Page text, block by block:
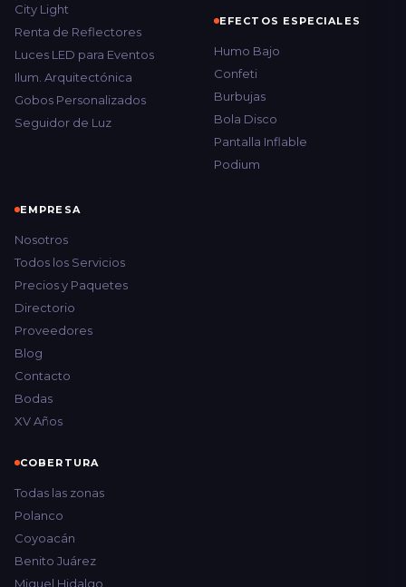
City Light
Renta de Reflectores
Luces LED para Eventos
Ilum. Arquitectónica
Gobos Personalizados
Seguidor de Luz
EFECTOS ESPECIALES
Humo Bajo
Confeti
Burbujas
Bola Disco
Pantalla Inflable
Podium
EMPRESA
Nosotros
Todos los Servicios
Precios y Paquetes
Directorio
Proveedores
Blog
Contacto
Bodas
XV Años
COBERTURA
Todas las zonas
Polanco
Coyoacán
Benito Juárez
Miguel Hidalgo